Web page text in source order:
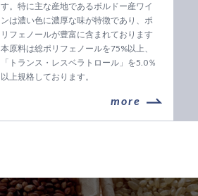
す。特に主な産地であるボルドー産ワイ
ンは濃い色に濃厚な味が特徴であり、ポ
リフェノールが豊富に含まれております
本原料は総ポリフェノールを75%以上、
「トランス・レスベラトロール」を5.0％
以上規格しております。
more